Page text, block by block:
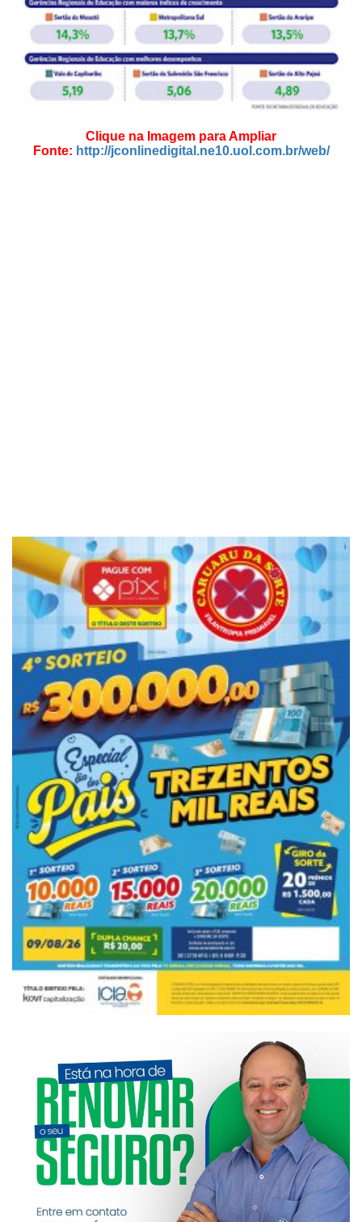
Clique na Imagem para Ampliar
Fonte: http://jconlinedigital.ne10.uol.com.br/web/